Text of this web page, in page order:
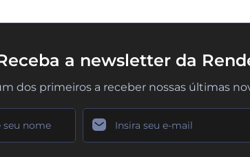
a newsletter da
dos primeiros a receber nossas últimas